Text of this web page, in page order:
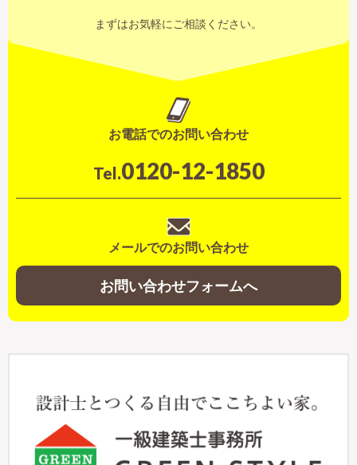
まずはお気軽にご相談ください。
お電話でのお問い合わせ
Tel.0120-12-1850
メールでのお問い合わせ
お問い合わせフォームへ